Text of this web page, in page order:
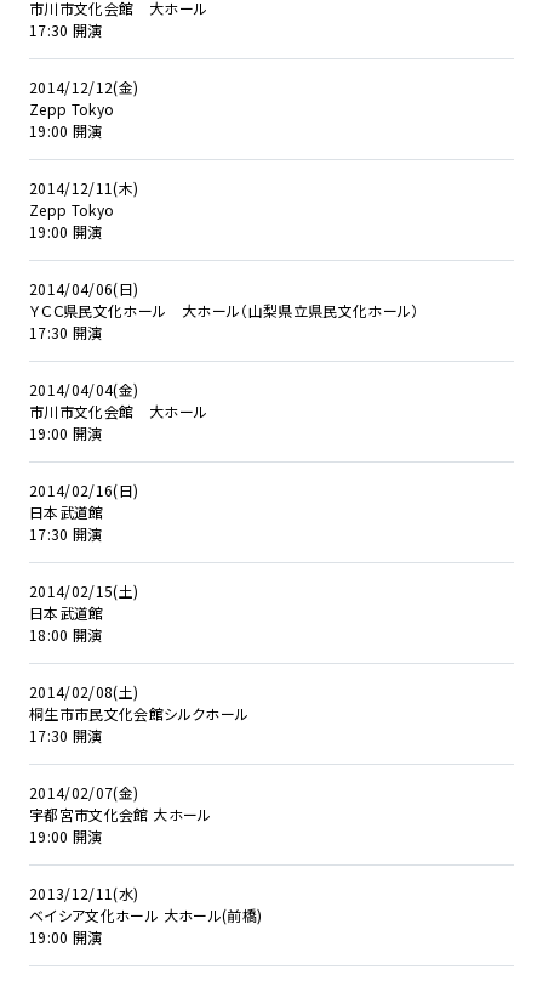
市川市文化会館 大ホール
17:30 開演
2014/12/12(金)
Zepp Tokyo
19:00 開演
2014/12/11(木)
Zepp Tokyo
19:00 開演
2014/04/06(日)
ＹＣＣ県民文化ホール 大ホール（山梨県立県民文化ホール）
17:30 開演
2014/04/04(金)
市川市文化会館 大ホール
19:00 開演
2014/02/16(日)
日本武道館
17:30 開演
2014/02/15(土)
日本武道館
18:00 開演
2014/02/08(土)
桐生市市民文化会館シルクホール
17:30 開演
2014/02/07(金)
宇都宮市文化会館 大ホール
19:00 開演
2013/12/11(水)
ベイシア文化ホール 大ホール(前橋)
19:00 開演